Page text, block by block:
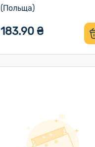
(Польща)
183.90 ₴